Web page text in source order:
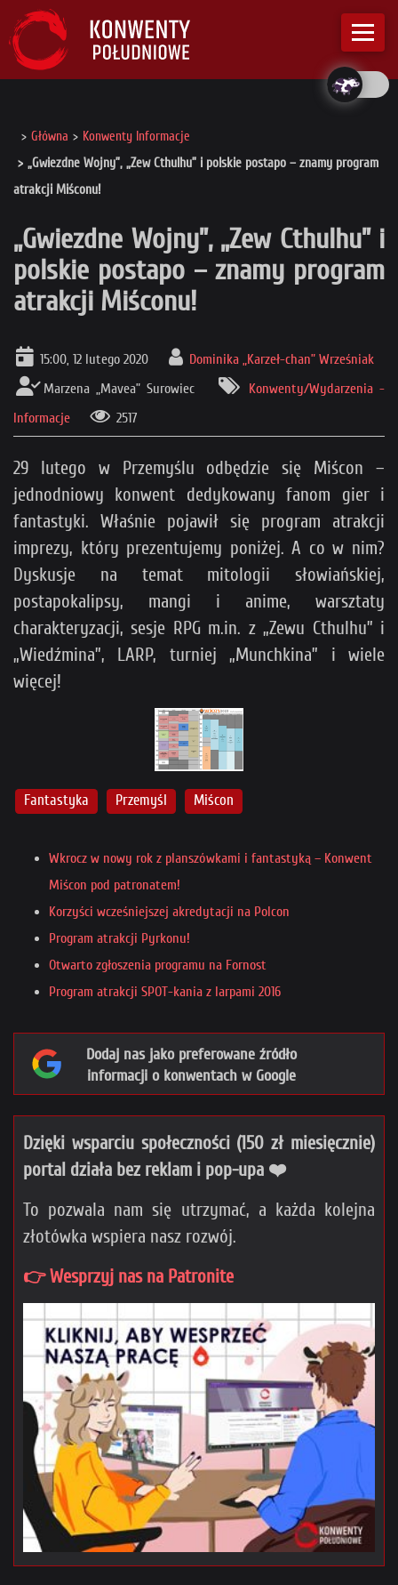
Główna
Konwenty Informacje
„Gwiezdne Wojny”, „Zew Cthulhu” i polskie postapo – znamy program
atrakcji Miśconu!
„Gwiezdne Wojny”, „Zew Cthulhu” i
polskie postapo – znamy program
atrakcji Miśconu!
15:00, 12 lutego 2020
Dominika „Karzeł-chan” Wrześniak
Marzena „Mavea” Surowiec
Konwenty/Wydarzenia -
Informacje
2517
29 lutego w Przemyślu odbędzie się Miścon –
jednodniowy konwent dedykowany fanom gier i
fantastyki. Właśnie pojawił się program atrakcji
imprezy, który prezentujemy poniżej. A co w nim?
Dyskusje na temat mitologii słowiańskiej,
postapokalipsy, mangi i anime, warsztaty
charakteryzacji, sesje RPG m.in. z „Zewu Cthulhu” i
„Wiedźmina”, LARP, turniej „Munchkina” i wiele
więcej!
Fantastyka Przemyśl Miścon
Wkrocz w nowy rok z planszówkami i fantastyką – Konwent
Miścon pod patronatem!
Korzyści wcześniejszej akredytacji na Polcon
Program atrakcji Pyrkonu!
Otwarto zgłoszenia programu na Fornost
Program atrakcji SPOT-kania z larpami 2016
Dodaj nas jako preferowane źródło
informacji o konwentach w Google
Dzięki wsparciu społeczności (150 zł miesięcznie)
portal działa bez reklam i pop-upa ❤️
To pozwala nam się utrzymać, a każda kolejna
złotówka wspiera nasz rozwój.
👉 Wesprzyj nas na Patronite